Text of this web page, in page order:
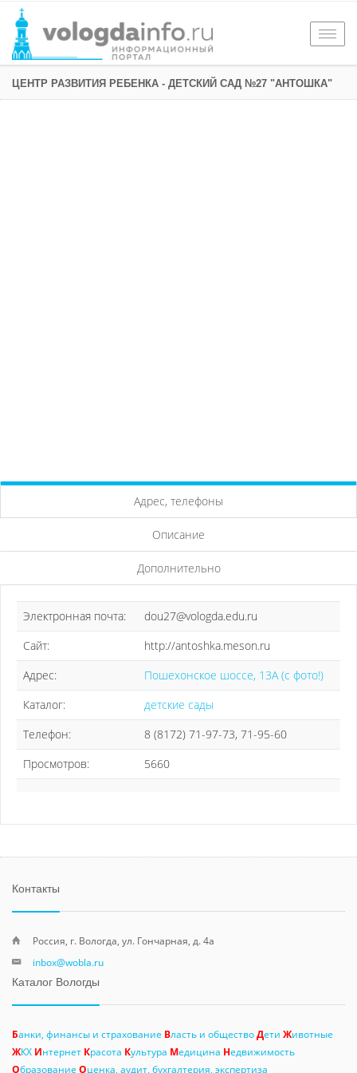
ЦЕНТР РАЗВИТИЯ РЕБЕНКА - ДЕТСКИЙ САД №27 "АНТОШКА"
Адрес, телефоны
Описание
Дополнительно
Электронная почта:
dou27@vologda.edu.ru
Сайт:
http://antoshka.meson.ru
Адрес:
Пошехонское шоссе, 13А (с фото!)
Каталог:
детские сады
Телефон:
8 (8172) 71-97-73, 71-95-60
Просмотров:
5660
Контакты
Россия, г. Вологда, ул. Гончарная, д. 4а
inbox@wobla.ru
Каталог Вологды
Банки, финансы и страхование Власть и обществоДети Животные
ЖКХ Интернет Красота Культура Медицина Недвижимость
Образование Оценка, аудит, бухгалтерия, экспертиза